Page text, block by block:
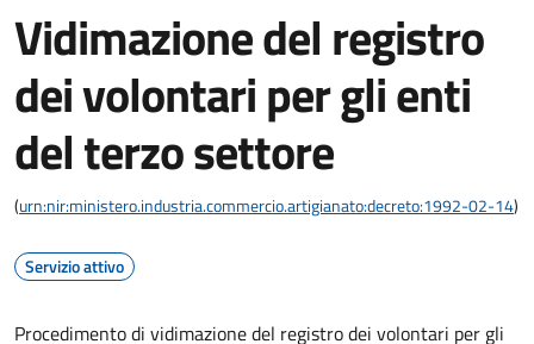
Vidimazione del registro
dei volontari per gli enti
del terzo settore
(urn:nir:ministero.industria.commercio.artigianato:decreto:1992-02-14)
Servizio attivo
Procedimento di vidimazione del registro dei volontari per gli